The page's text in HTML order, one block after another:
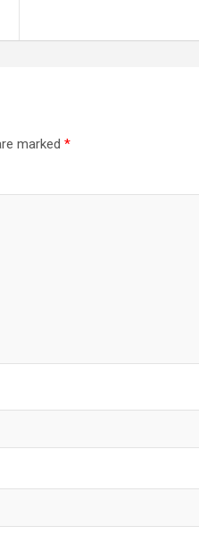
marked*